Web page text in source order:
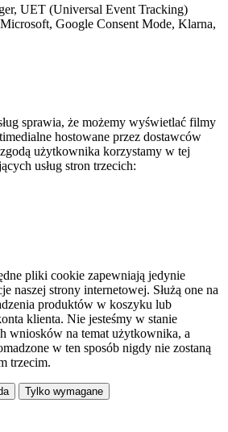
UET (Universal Event Tracking)
Google Consent Mode, Klarna,
sprawia, że możemy wyświetlać filmy
hostowane przez dostawców
użytkownika korzystamy w tej
usług stron trzecich:
pliki cookie zapewniają jedynie
naszej strony internetowej. Służą one na
produktów w koszyku lub
klienta. Nie jesteśmy w stanie
wniosków na temat użytkownika, a
w ten sposób nigdy nie zostaną
trzecim.
Tylko wymagane